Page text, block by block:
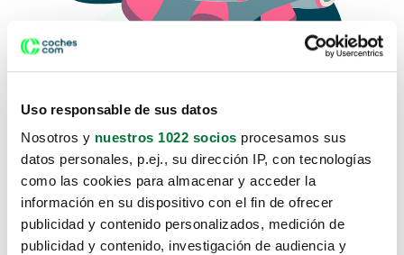
Uso responsable de sus datos
Nosotros y nuestros 1022 socios procesamos sus
datos personales, p.ej., su dirección IP, con tecnologías
como las cookies para almacenar y acceder la
información en su dispositivo con el fin de ofrecer
publicidad y contenido personalizados, medición de
publicidad y contenido, investigación de audiencia y
Lo sentimos, no sabemos como
te hemos traido hasta aquí.